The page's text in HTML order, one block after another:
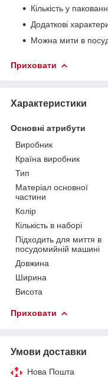
Кількість у
Додаткові
Можна мити в
Приховати
Характеристики
Основні атрибути
Виробник
Країна виробник
Тип
Матеріал основної
частини
Колір
Кількість в наборі
Підходить для миття в
посудомийній машині
Довжина
Ширина
Висота
Приховати
Умови доставки
Нова Пошта